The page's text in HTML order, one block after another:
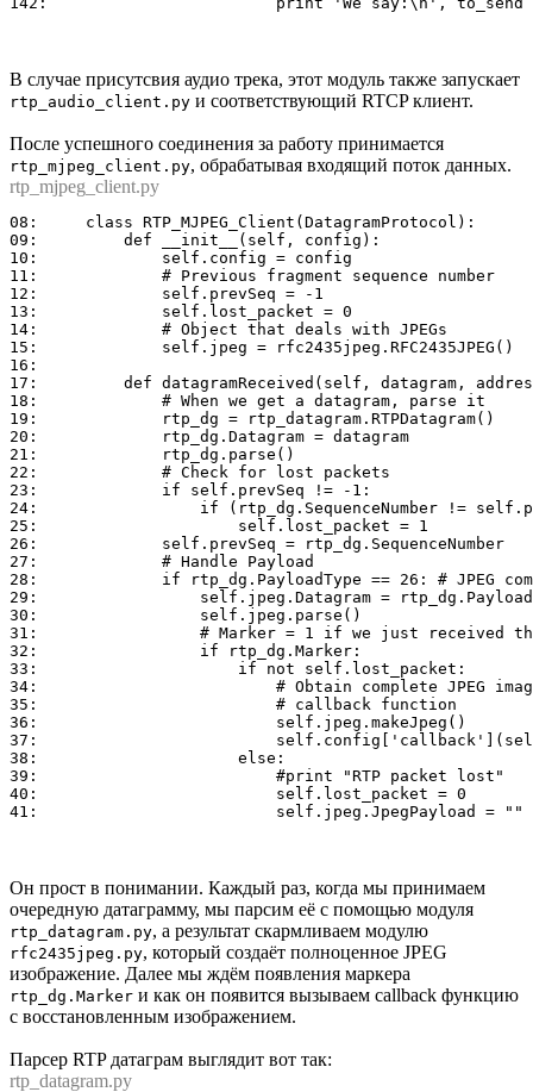
В случае присутсвия аудио трека, этот модуль также запускает
rtp_audio_client.py и соответствующий RTCP клиент.
После успешного соединения за работу принимается
rtp_mjpeg_client.py, обрабатывая входящий поток данных.
rtp_mjpeg_client.py
08:	class RTP_MJPEG_Client(DatagramProtocol):
09:	    def __init__(self, config):
10:	        self.config = config
11:	        # Previous fragment sequence number
12:	        self.prevSeq = -1
13:	        self.lost_packet = 0
14:	        # Object that deals with JPEGs
15:	        self.jpeg = rfc2435jpeg.RFC2435JPEG()
16:
17:	    def datagramReceived(self, datagram, address):
18:	        # When we get a datagram, parse it
19:	        rtp_dg = rtp_datagram.RTPDatagram()
20:	        rtp_dg.Datagram = datagram
21:	        rtp_dg.parse()
22:	        # Check for lost packets
23:	        if self.prevSeq != -1:
24:	            if (rtp_dg.SequenceNumber != self.prevSeq + 1) and rtp_dg.SequenceNumber != 0:
25:	                self.lost_packet = 1
26:	        self.prevSeq = rtp_dg.SequenceNumber
27:	        # Handle Payload
28:	        if rtp_dg.PayloadType == 26: # JPEG compressed video
29:	            self.jpeg.Datagram = rtp_dg.Payload
30:	            self.jpeg.parse()
31:	            # Marker = 1 if we just received the last fragment
32:	            if rtp_dg.Marker:
33:	                if not self.lost_packet:
34:	                    # Obtain complete JPEG image and give it to the
35:	                    # callback function
36:	                    self.jpeg.makeJpeg()
37:	                    self.config['callback'](self.jpeg.JpegImage)
38:	                else:
39:	                    #print "RTP packet lost"
40:	                    self.lost_packet = 0
Он прост в понимании. Каждый раз, когда мы принимаем
очередную датаграмму, мы парсим её с помощью модуля
rtp_datagram.py, а результат скармливаем модулю
rfc2435jpeg.py, который создаёт полноценное JPEG
изображение. Далее мы ждём появления маркера
rtp_dg.Marker и как он появится вызываем callback функцию
с восстановленным изображением.
Парсер RTP датаграм выглядит вот так:
rtp_datagram.py